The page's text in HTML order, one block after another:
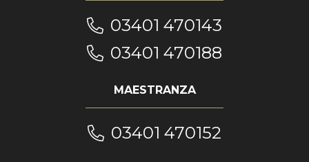
03401 470143
03401 470188
MAESTRANZA
03401 470152